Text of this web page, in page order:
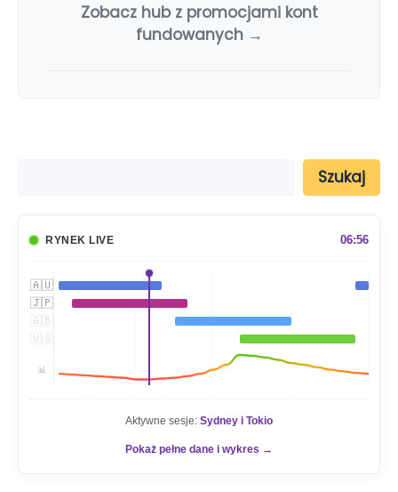
Zobacz hub z promocjami kont
fundowanych →
Szukaj
RYNEK LIVE 06:56
🇦🇺
🇯🇵
🇬🇧
🇺🇸
📊
Aktywne sesje: Sydney i Tokio
Pokaż pełne dane i wykres →